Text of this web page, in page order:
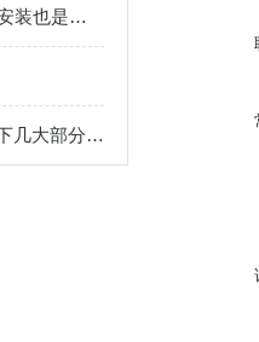
64盘热风旋转炉的使用安装也是有技巧的
糖果机械设备通常由以下几大部分组成